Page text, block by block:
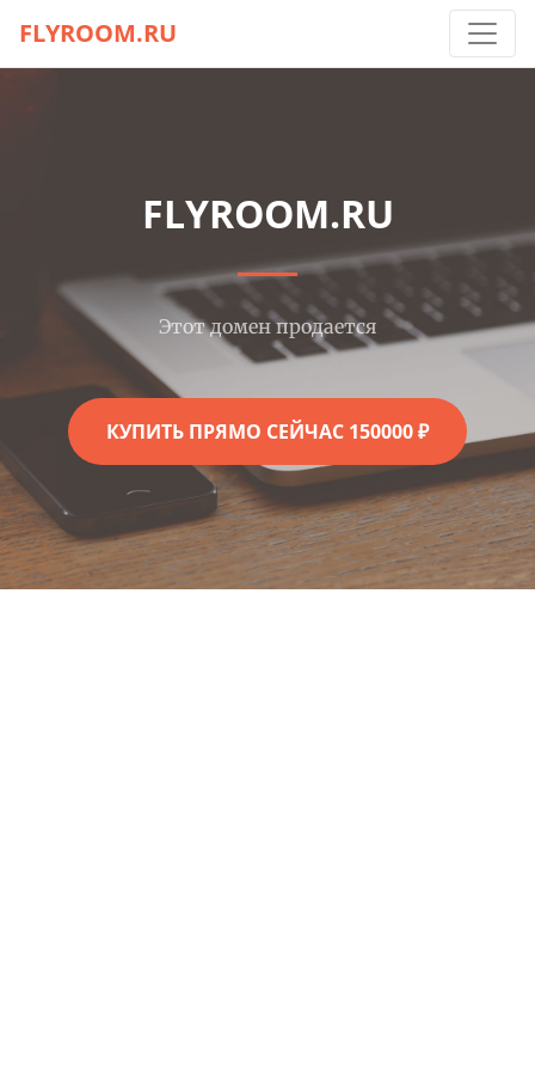
FLYROOM.RU
FLYROOM.RU
Этот домен продается
КУПИТЬ ПРЯМО СЕЙЧАС 150000 ₽